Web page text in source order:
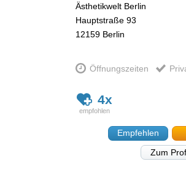
Ästhetikwelt Berlin
Hauptstraße 93
12159 Berlin
Öffnungszeiten
4x
Empfehlen
Zum